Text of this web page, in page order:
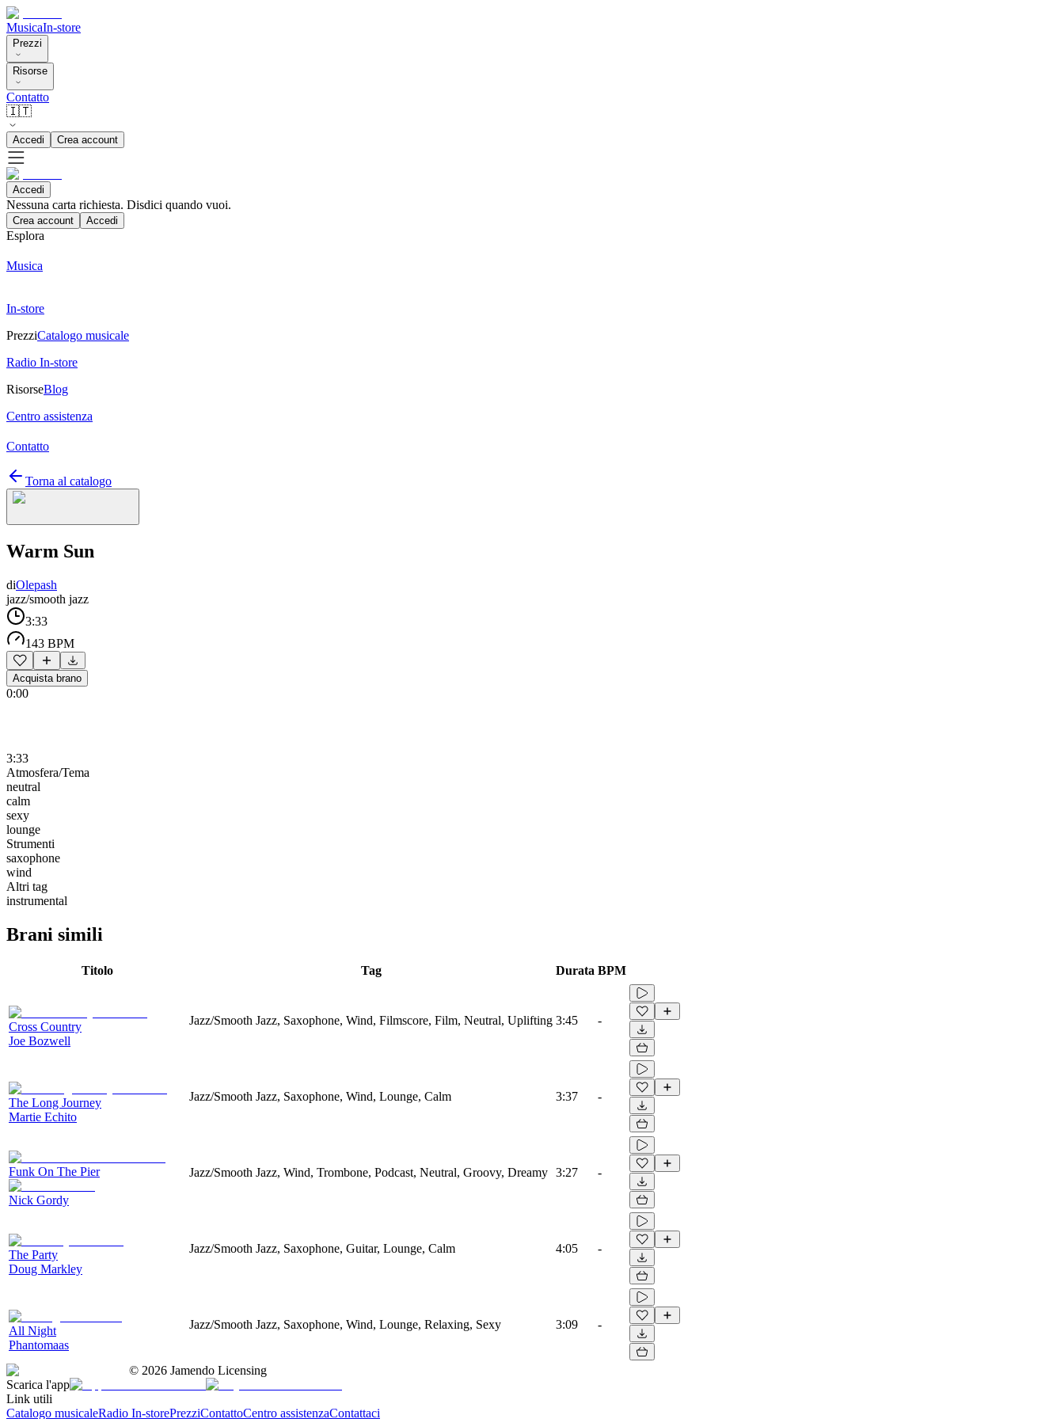
MusicaIn-store
Prezzi
Risorse
Contatto
🇮🇹
Accedi Crea account
Accedi
Nessuna carta richiesta. Disdici quando vuoi.
Crea account Accedi
Esplora
Musica
In-store
PrezziCatalogo musicale
Radio In-store
RisorseBlog
Centro assistenza
Contatto
Torna al catalogo
Warm Sun
diOlepash
jazz/smooth jazz
3:33
143 BPM
Acquista brano
0:00
3:33
Atmosfera/Tema
neutral
calm
sexy
lounge
Strumenti
saxophone
wind
Altri tag
instrumental
Brani simili
Titolo Tag Durata BPM
Cross Country
Joe Bozwell
Jazz/Smooth Jazz, Saxophone, Wind, Filmscore, Film, Neutral, Uplifting 3:45 -
The Long Journey
Martie Echito
Jazz/Smooth Jazz, Saxophone, Wind, Lounge, Calm 3:37 -
Funk On The Pier
Nick Gordy
Jazz/Smooth Jazz, Wind, Trombone, Podcast, Neutral, Groovy, Dreamy 3:27 -
The Party
Doug Markley
Jazz/Smooth Jazz, Saxophone, Guitar, Lounge, Calm 4:05 -
All Night
Phantomaas
Jazz/Smooth Jazz, Saxophone, Wind, Lounge, Relaxing, Sexy 3:09 -
© 2026 Jamendo Licensing
Scarica l'app
Link utili
Catalogo musicaleRadio In-storePrezziContattoCentro assistenzaContattaci